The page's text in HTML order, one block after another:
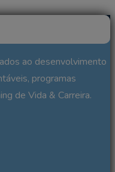
ao desenvolvimento
programas
de Vida & Carreira.